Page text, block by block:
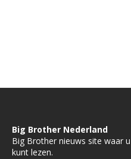
Big Brother Nederland
Big Brother nieuws site waar
kunt lezen.